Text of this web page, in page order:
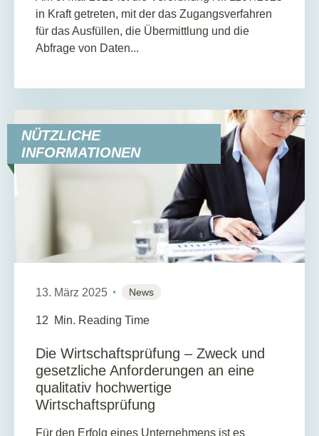
in Kraft getreten, mit der das Zugangsverfahren
für das Ausfüllen, die Übermittlung und die
Abfrage von Daten...
NÜTZLICHE
INFORMATIONEN
13. März 2025 News
12 Min. Reading Time
Die Wirtschaftsprüfung – Zweck und
gesetzliche Anforderungen an eine
qualitativ hochwertige
Wirtschaftsprüfung
Für den Erfolg eines Unternehmens ist es